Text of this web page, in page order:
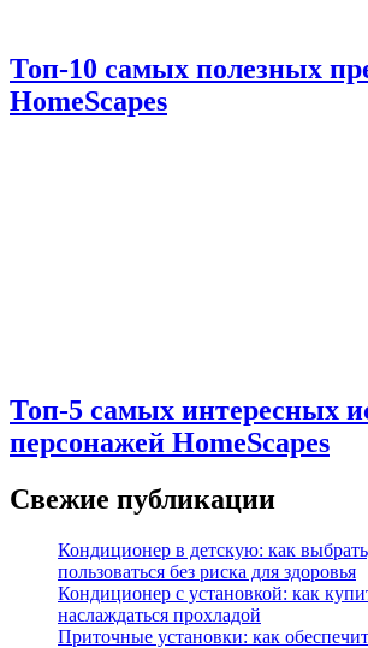
Топ-10 самых полезных
HomeScapes
Топ-5 самых интересных
персонажей HomeScapes
Свежие публикации
Кондиционер в детскую: как
пользоваться без риска для здоровья
Кондиционер с установкой: как
наслаждаться прохладой
Приточные установки: как